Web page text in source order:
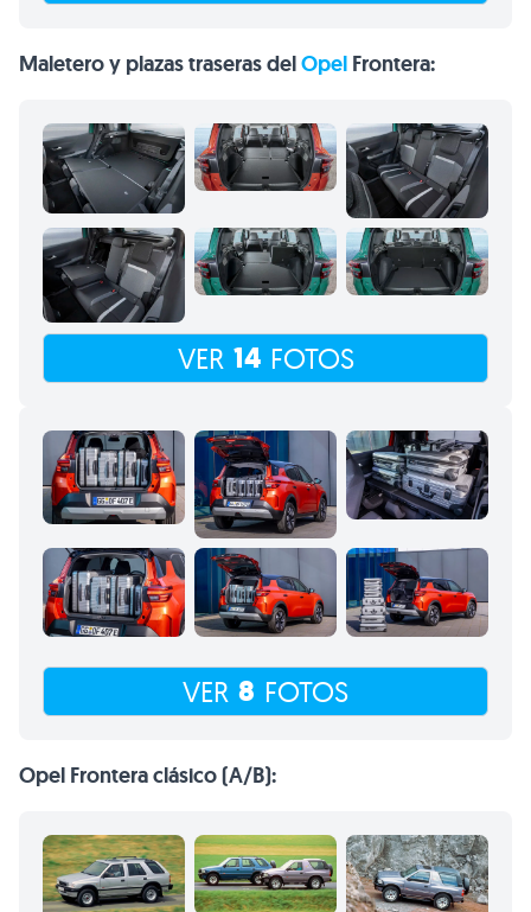
Maletero y plazas traseras delOpel Frontera:
VER 14 FOTOS
VER 8 FOTOS
Opel Frontera clásico (A/B):